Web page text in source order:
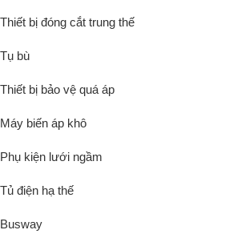
Thiết bị đóng cắt trung thế
Tụ bù
Thiết bị bảo vệ quá áp
Máy biến áp khô
Phụ kiện lưới ngầm
Tủ điện hạ thế
Busway